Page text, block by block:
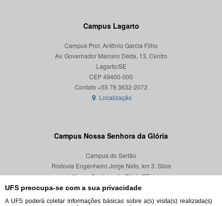
UFS preocupa-se com a sua privacidade
A UFS poderá coletar informações básicas sobre a(s) visita(s) realizada(s)
Campus Lagarto
Campus Prof. Antônio Garcia Filho
Av. Governador Marcelo Déda, 13, Centro
Lagarto/SE
CEP 49400-000
Localização
Campus Nossa Senhora da Glória
Campus do Sertão
Rodovia Engenheiro Jorge Neto, km 3, Silos
Nossa Senhora da Glória/SE
CEP 49680-000